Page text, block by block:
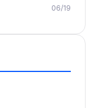
06/19